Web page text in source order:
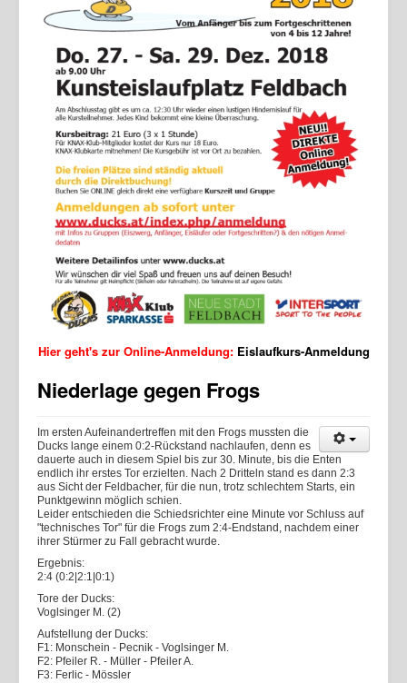
Hier geht's zur Online-Anmeldung: Eislaufkurs-Anmeldung
Niederlage gegen Frogs
Im ersten Aufeinandertreffen mit den Frogs mussten die
Ducks lange einem 0:2-Rückstand nachlaufen, denn es
dauerte auch in diesem Spiel bis zur 30. Minute, bis die Enten
endlich ihr erstes Tor erzielten. Nach 2 Dritteln stand es dann 2:3
aus Sicht der Feldbacher, für die nun, trotz schlechtem Starts, ein
Punktgewinn möglich schien.
Leider entschieden die Schiedsrichter eine Minute vor Schluss auf
"technisches Tor" für die Frogs zum 2:4-Endstand, nachdem einer
ihrer Stürmer zu Fall gebracht wurde.
Ergebnis:
2:4 (0:2|2:1|0:1)
Tore der Ducks:
Voglsinger M. (2)
Aufstellung der Ducks:
F1: Monschein - Pecnik - Voglsinger M.
F2: Pfeiler R. - Müller - Pfeiler A.
F3: Ferlic - Mössler